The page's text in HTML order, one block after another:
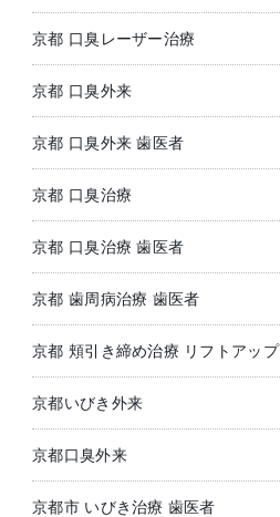
京都 口臭レーザー治療
京都 口臭外来
京都 口臭外来 歯医者
京都 口臭治療
京都 口臭治療 歯医者
京都 歯周病治療 歯医者
京都 頬引き締め治療 リフトアップ
京都いびき外来
京都口臭外来
京都市 いびき治療 歯医者